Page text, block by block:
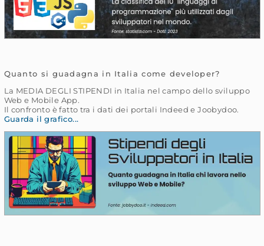
Quanto si guadagna in Italia come developer?
La MEDIA DEGLI STIPENDI in Italia nel campo dello sviluppo
Web e Mobile App.
Il confronto è fatto tra i dati dei portali Indeed e Joobydoo.
Guarda il grafico...